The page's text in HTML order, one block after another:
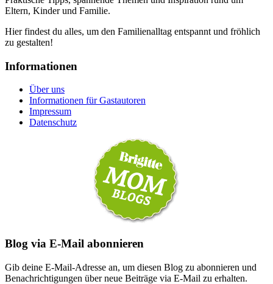
Eltern, Kinder und Familie.
Hier findest du alles, um den Familienalltag entspannt und fröhlich
zu gestalten!
Informationen
Über uns
Informationen für Gastautoren
Impressum
Datenschutz
Blog via E-Mail abonnieren
Gib deine E-Mail-Adresse an, um diesen Blog zu abonnieren und
Benachrichtigungen über neue Beiträge via E-Mail zu erhalten.